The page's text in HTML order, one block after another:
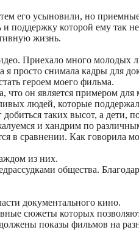
его усыновили, но
поддержку которой ему так
жизнь.
Приехало много молодых
просто снимала кадры для
героем моего фильма.
что он является примером
людей, которые
таких высот, а дети,
и хандрим по
в сравнении. Как говорила
из них.
общества.
документального кино.
сюжеты которых
показы фильмов на